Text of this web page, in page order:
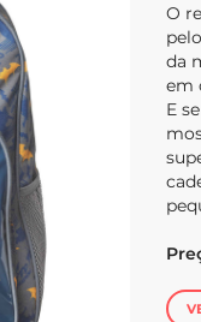
O
da
em
E